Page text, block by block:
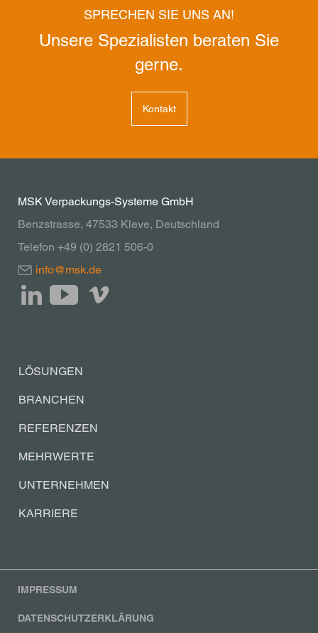
SPRECHEN SIE UNS AN!
Unsere Spezialisten beraten Sie
gerne.
Kontakt
MSK Verpackungs-Systeme GmbH
Benzstrasse, 47533 Kleve, Deutschland
Telefon +49 (0) 2821 506-0
info@msk.de
LÖSUNGEN
BRANCHEN
REFERENZEN
MEHRWERTE
UNTERNEHMEN
KARRIERE
IMPRESSUM
DATENSCHUTZERKLÄRUNG